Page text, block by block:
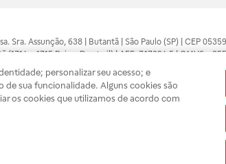
Sra. Assunção, 638 | Butantã | São Paulo (SP) | CEP
e 1715 Raia e Drogasil) | AFE: 7.17094.5 | CMVS
profissional da área médica. Somente o médico está
divulgados no site são válidos apenas para
possa realizar suas compras com tranquilidade. A
estoque.
personalizar seu acesso; e
sua funcionalidade. Alguns cookies são
os cookies que utilizamos de acordo com